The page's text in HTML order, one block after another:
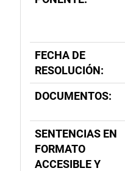
FECHA DE
RESOLUCIÓN:
DOCUMENTOS:
SENTENCIAS EN
FORMATO
ACCESIBLE Y